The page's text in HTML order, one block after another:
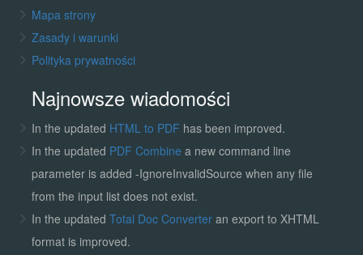
Mapa strony
Zasady i warunki
Polityka prywatności
Najnowsze wiadomości
In the updated HTML to PDF has been improved.
In the updated PDF Combine a new command line
parameter is added -IgnoreInvalidSource when any file
from the input list does not exist.
In the updated Total Doc Converter an export to XHTML
format is improved.